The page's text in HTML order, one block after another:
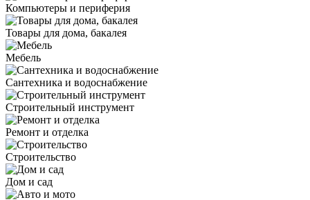
Компьютеры и периферия
Товары для дома, бакалея
Мебель
Сантехника и водоснабжение
Строительный инструмент
Ремонт и отделка
Строительство
Дом и сад